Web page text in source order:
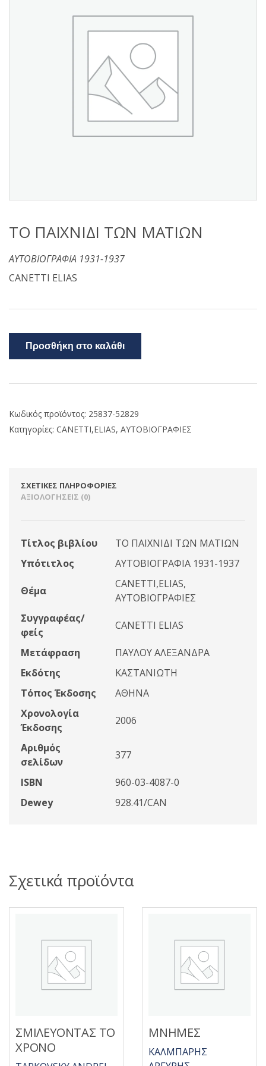
ΤΟ ΠΑΙΧΝΙΔΙ ΤΩΝ ΜΑΤΙΩΝ
ΑΥΤΟΒΙΟΓΡΑΦΙΑ 1931-1937
CANETTI ELIAS
Προσθήκη στο καλάθι
Κωδικός προϊόντος: 25837-52829
Κατηγορίες: CANETTI,ELIAS, ΑΥΤΟΒΙΟΓΡΑΦΙΕΣ
ΣΧΕΤΙΚΈΣ ΠΛΗΡΟΦΟΡΊΕΣ
ΑΞΙΟΛΟΓΉΣΕΙΣ (0)
Τίτλος βιβλίου
ΤΟ ΠΑΙΧΝΙΔΙ ΤΩΝ ΜΑΤΙΩΝ
Υπότιτλος
ΑΥΤΟΒΙΟΓΡΑΦΙΑ 1931-1937
Θέμα
CANETTI,ELIAS,
ΑΥΤΟΒΙΟΓΡΑΦΙΕΣ
Συγγραφέας/
φείς
CANETTI ELIAS
Μετάφραση
ΠΑΥΛΟΥ ΑΛΕΞΑΝΔΡΑ
Εκδότης
ΚΑΣΤΑΝΙΩΤΗ
Τόπος Έκδοσης
ΑΘΗΝΑ
Χρονολογία
Έκδοσης
2006
Αριθμός
σελίδων
377
ISBN
960-03-4087-0
Dewey
928.41/CAN
Σχετικά προϊόντα
ΣΜΙΛΕΥΟΝΤΑΣ ΤΟ
ΧΡΟΝΟ
ΜΝΗΜΕΣ
ΚΑΛΜΠΑΡΗΣ